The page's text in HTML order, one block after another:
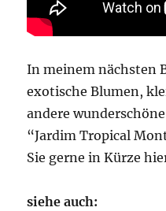
In meinem nächsten
exotische Blumen,
andere
“Jardim Tropical
Sie gerne in Kürze
siehe auch: